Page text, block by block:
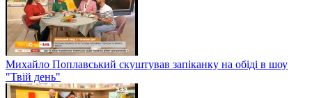
Михайло Поплавський скуштував запіканку на обіді в шоу
"Твій день"